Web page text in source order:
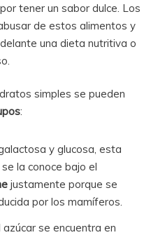
tener un sabor dulce. Los
de estos alimentos y
una dieta nutritiva o
simples se pueden
:
y glucosa, esta
la conoce bajo el
justamente porque se
por los mamíferos.
se encuentra en